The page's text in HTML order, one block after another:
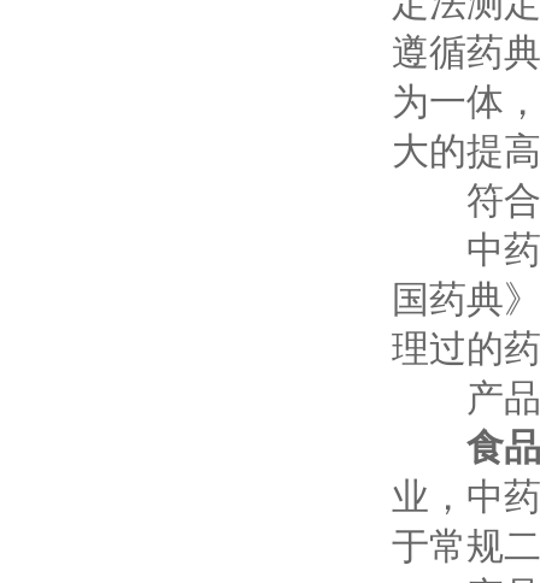
遵循药
为一体
大的提
符合
中药
国药典
理过的
产品
食
业，中
于常规